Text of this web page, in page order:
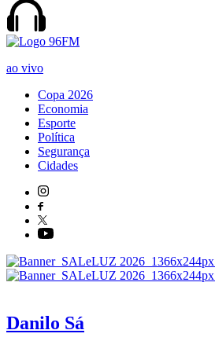
ao vivo
Copa 2026
Economia
Esporte
Política
Segurança
Cidades
Danilo Sá